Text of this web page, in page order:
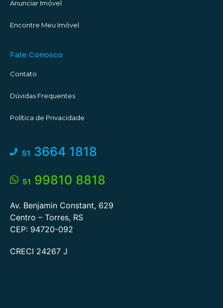
Anunciar Imóvel
Encontre Meu Imóvel
Fale Conosco
Contato
Dúvidas Frequentes
Política de Privacidade
51 3664 1818
51 99810 8818
Av. Benjamin Constant, 629
Centro – Torres, RS
CEP: 94720-092
CRECI 24267 J